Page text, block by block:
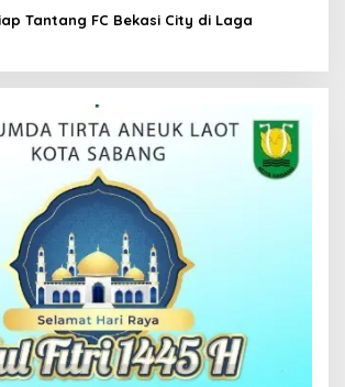
Tantang FC Bekasi City di Laga